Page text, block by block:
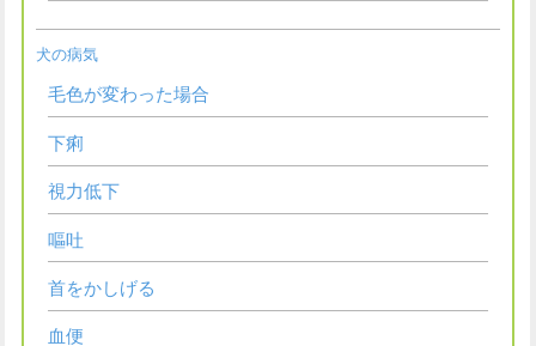
犬の病気
毛色が変わった場合
下痢
視力低下
嘔吐
首をかしげる
血便